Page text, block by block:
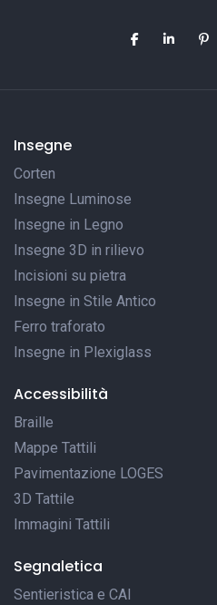
Insegne
Corten
Insegne Luminose
Insegne in Legno
Insegne 3D in rilievo
Incisioni su pietra
Insegne in Stile Antico
Ferro traforato
Insegne in Plexiglass
Accessibilità
Braille
Mappe Tattili
Pavimentazione LOGES
3D Tattile
Immagini Tattili
Segnaletica
Sentieristica e CAI